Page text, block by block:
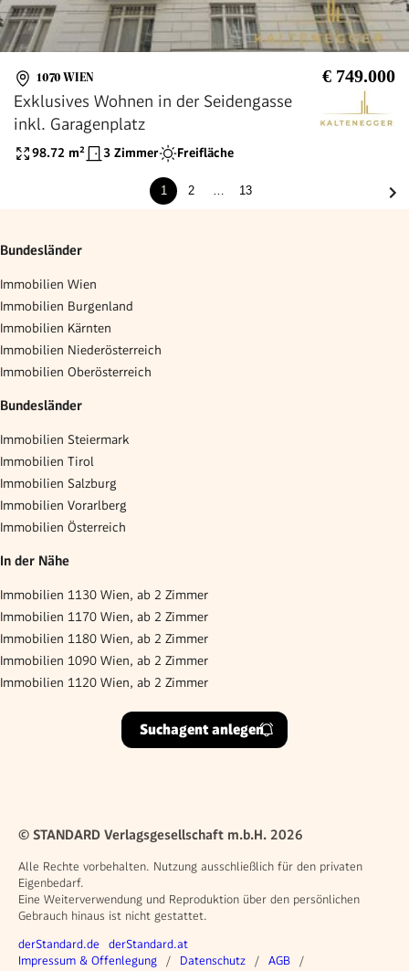
1070 WIEN € 749.000
Exklusives Wohnen in der Seidengasse
inkl. Garagenplatz
98.72 m² 3 Zimmer Freifläche
1 2 13
Bundesländer
Immobilien Wien
Immobilien Burgenland
Immobilien Kärnten
Immobilien Niederösterreich
Immobilien Oberösterreich
Bundesländer
Immobilien Steiermark
Immobilien Tirol
Immobilien Salzburg
Immobilien Vorarlberg
Immobilien Österreich
In der Nähe
Immobilien 1130 Wien, ab 2 Zimmer
Immobilien 1170 Wien, ab 2 Zimmer
Immobilien 1180 Wien, ab 2 Zimmer
Immobilien 1090 Wien, ab 2 Zimmer
Immobilien 1120 Wien, ab 2 Zimmer
Suchagent anlegen
© STANDARD Verlagsgesellschaft m.b.H. 2026
Alle Rechte vorbehalten. Nutzung ausschließlich für den privaten
Eigenbedarf.
Eine Weiterverwendung und Reproduktion über den persönlichen
Gebrauch hinaus ist nicht gestattet.
Weitere Angebote
derStandard.de derStandard.at
Rechtliches
Impressum & Offenlegung Datenschutz
AGB